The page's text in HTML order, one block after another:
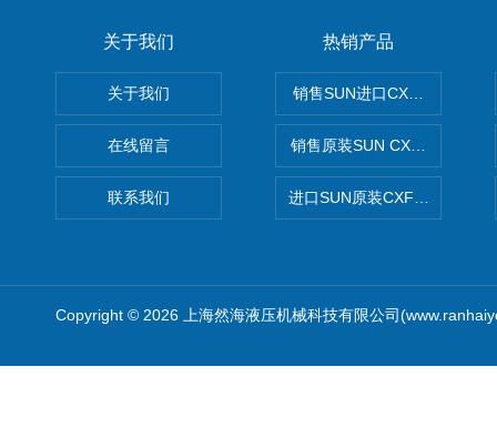
关于我们
关于我们
在线留言
联系我们
热销产品
销售SUN进口CXGDXCN插
销售原装SUN CXJAXCN全
进口SUN原装CXFAXCN导压
Copyright © 2026 上海然海液压机械科技有限公司